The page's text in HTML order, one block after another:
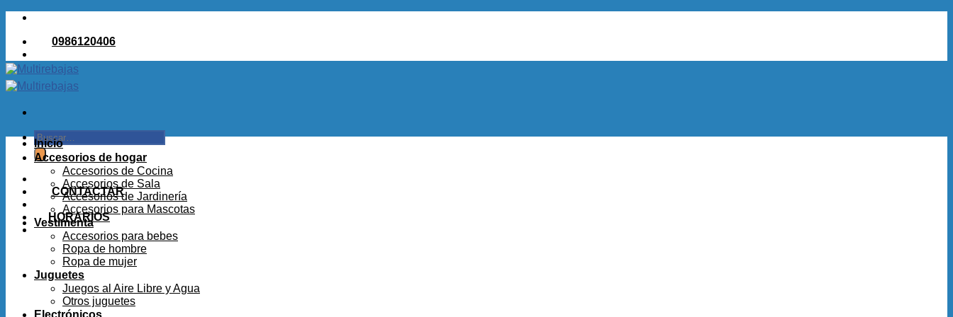
Saltar
contenido0986120406
Buscar
por:
CONTACTAR
HORARIOS
Inicio
Accesorios de hogar
Accesorios de Cocina
Accesorios de Sala
Accesorios de Jardinería
Accesorios para Mascotas
Vestimenta
Accesorios para bebes
Ropa de hombre
Ropa de mujer
Juguetes
Juegos al Aire Libre y Agua
Otros juguetes
Electrónicos